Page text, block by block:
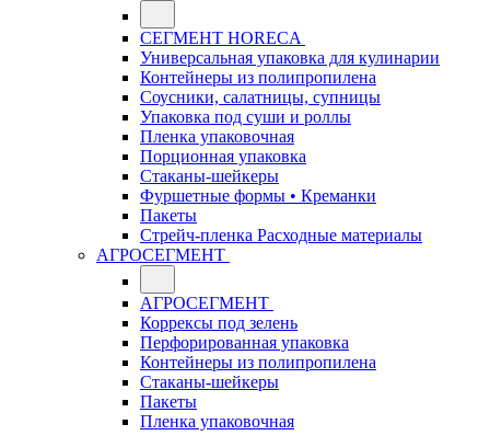
СЕГМЕНТ HORECA
Универсальная упаковка для кулинарии
Контейнеры из полипропилена
Соусники, салатницы, супницы
Упаковка под суши и роллы
Пленка упаковочная
Порционная упаковка
Стаканы-шейкеры
Фуршетные формы • Креманки
Пакеты
Стрейч-пленка Расходные материалы
АГРОСЕГМЕНТ
АГРОСЕГМЕНТ
Коррексы под зелень
Перфорированная упаковка
Контейнеры из полипропилена
Стаканы-шейкеры
Пакеты
Пленка упаковочная